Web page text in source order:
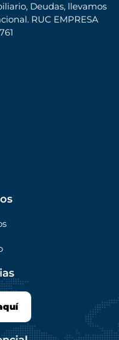
Deudas, llevamos
RUC EMPRESA